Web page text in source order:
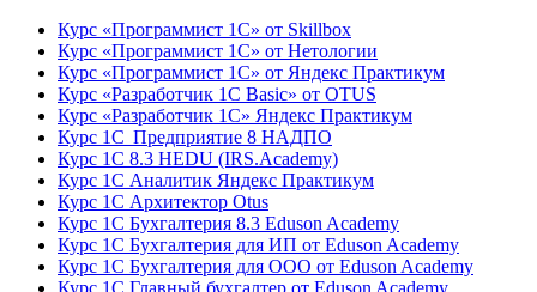
Курс «Программист 1С» от Skillbox
Курс «Программист 1С» от Нетологии
Курс «Программист 1С» от Яндекс Практикум
Курс «Разработчик 1С Basic» от OTUS
Курс «Разработчик 1С» Яндекс Практикум
Курс 1С Предприятие 8 НАДПО
Курс 1С 8.3 HEDU (IRS.Academy)
Курс 1С Аналитик Яндекс Практикум
Курс 1С Архитектор Otus
Курс 1С Бухгалтерия 8.3 Eduson Academy
Курс 1С Бухгалтерия для ИП от Eduson Academy
Курс 1С Бухгалтерия для ООО от Eduson Academy
Курс 1С Главный бухгалтер от Eduson Academy